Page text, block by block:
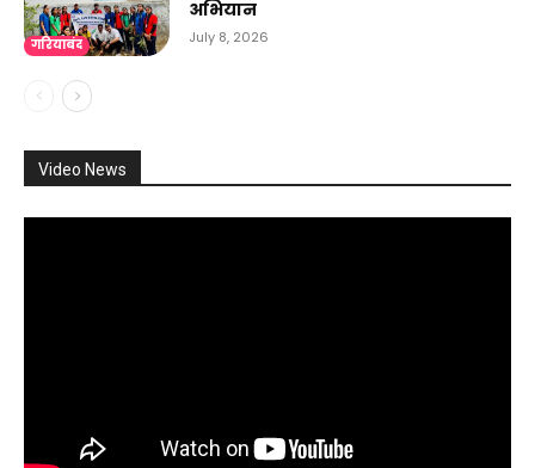
गरियाबंद
अभियान
July 8, 2026
Video News